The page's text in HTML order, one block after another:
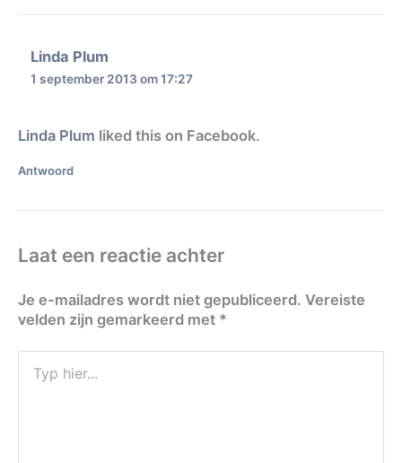
Linda Plum
1 september 2013 om 17:27
Linda Plum liked this on Facebook.
Antwoord
Laat een reactie achter
Je e-mailadres wordt niet gepubliceerd. Vereiste
velden zijn gemarkeerd met *
hier...